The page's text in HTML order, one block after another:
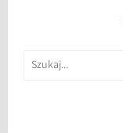
Szukaj